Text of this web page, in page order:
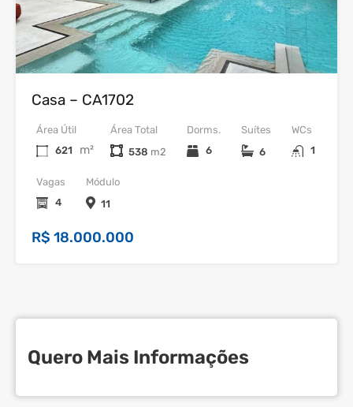
Venda
Casa – CA1702
Dorms.
6
WCs
1
Área Útil
621
m²
Vagas
4
Área Total
538
Suítes
6
Módulo
11
R$ 18.000.000
Quero Mais Informações